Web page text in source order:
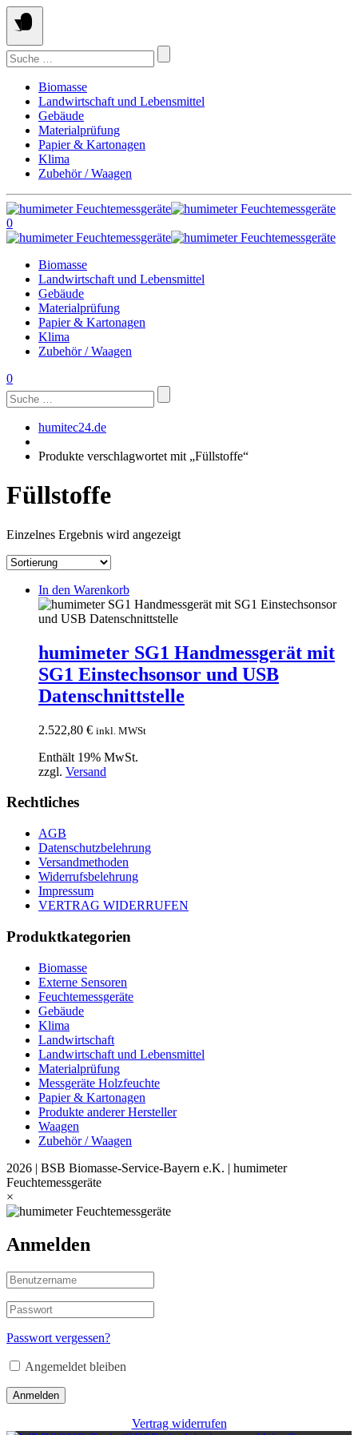
Springe
zum
Inhalt
Suchen
nach:
Biomasse
Landwirtschaft und Lebensmittel
Gebäude
Materialprüfung
Papier & Kartonagen
Klima
Zubehör / Waagen
0
Biomasse
Landwirtschaft und Lebensmittel
Gebäude
Materialprüfung
Papier & Kartonagen
Klima
Zubehör / Waagen
0
Suchen
nach:
humitec24.de
Produkte verschlagwortet mit „Füllstoffe“
Füllstoffe
Einzelnes Ergebnis wird angezeigt
In den Warenkorb
humimeter SG1 Handmessgerät mit
SG1 Einstechsonsor und USB
Datenschnittstelle
2.522,80 € inkl. MWSt
Enthält 19% MwSt.
zzgl. Versand
Rechtliches
AGB
Datenschutzbelehrung
Versandmethoden
Widerrufsbelehrung
Impressum
VERTRAG WIDERRUFEN
Produktkategorien
Biomasse
Externe Sensoren
Feuchtemessgeräte
Gebäude
Klima
Landwirtschaft
Landwirtschaft und Lebensmittel
Materialprüfung
Messgeräte Holzfeuchte
Papier & Kartonagen
Produkte anderer Hersteller
Waagen
Zubehör / Waagen
2026 | BSB Biomasse-Service-Bayern e.K. | humimeter
Feuchtemessgeräte
×
Anmelden
Passwort vergessen?
Angemeldet bleiben
Anmelden
Vertrag widerrufen